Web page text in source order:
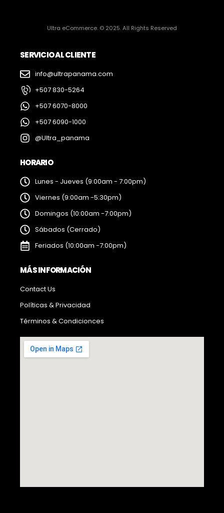
Ultra eCommerce. © 2025. All Rights Reserved
SERVICIO AL CLIENTE
info@ultrapanama.com
+507 830-5264
+507 6070-8000
+507 6090-1000
@Ultra_panama
HORARIO
Lunes - Jueves (9:00am - 7:00pm)
Viernes (9:00am -5:30pm)
Domingos (10:00am -7:00pm)
Sábados (Cerrado)
Feriados (10:00am -7:00pm)
MÁS INFORMACIÓN
Contact Us
Políticas & Privacidad
Términos & Condicionces